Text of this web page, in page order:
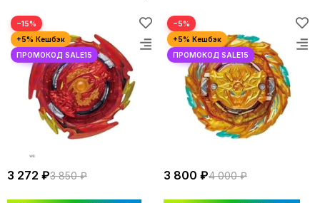
−15%
3 272 ₽3 850 ₽
−5%
3 800 ₽4 000 ₽